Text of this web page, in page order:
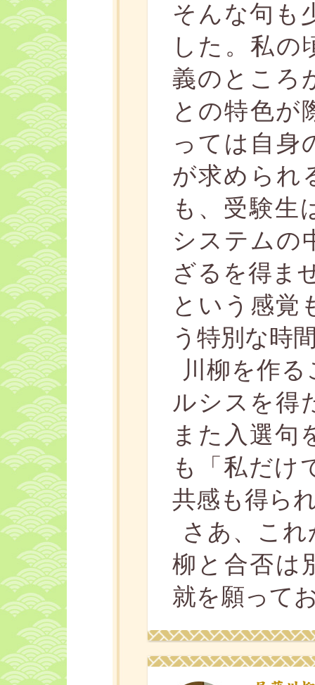
そんな句も
した。私の
義のところ
との特色が
っては自身
が求められ
も、受験生
システムの
ざるを得ま
という感覚
う特別な時
川柳を作
ルシスを得
また入選句
も「私だけ
共感も得ら
さあ、こ
柳と合否は
就を願って